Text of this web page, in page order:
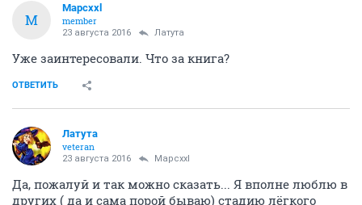
M
Mapcxxl
member
23 августа 2016 Латута
Уже заинтересовали. Что за книга?
ОТВЕТИТЬ
Латута
veteran
23 августа 2016 Mapcxxl
Да, пожалуй и так можно сказать... Я вполне люблю в
других ( да и сама порой бываю) стадию лёгкого